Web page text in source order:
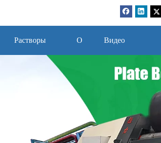
Растворы О Видео